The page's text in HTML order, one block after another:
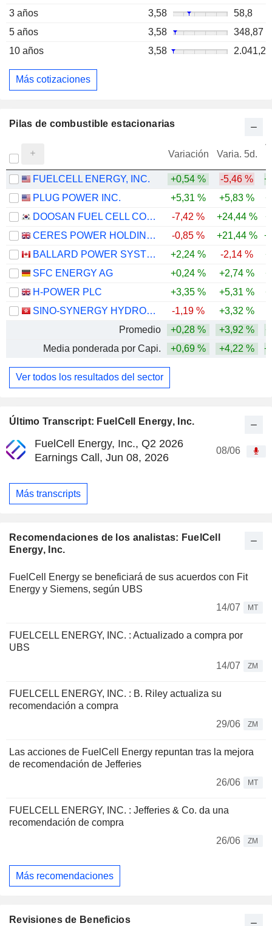
Último Transcript: FuelCell Energy, Inc.
FuelCell Energy, Inc., Q2 2026
Earnings Call, Jun 08, 2026
08/06
Más transcripts
Recomendaciones de los analistas: FuelCell
Energy, Inc.
FuelCell Energy se beneficiará de sus acuerdos con Fit
Energy y Siemens, según UBS
14/07
MT
FUELCELL ENERGY, INC. : Actualizado a compra por
UBS
14/07
ZM
FUELCELL ENERGY, INC. : B. Riley actualiza su
recomendación a compra
29/06
ZM
Las acciones de FuelCell Energy repuntan tras la mejora
de recomendación de Jefferies
26/06
MT
FUELCELL ENERGY, INC. : Jefferies & Co. da una
recomendación de compra
26/06
ZM
Más recomendaciones
3 años
3,58
58,8
5 años
3,58
348,87
10 años
3,58 2.041,2
Más cotizaciones
Pilas de combustible estacionarias
Variación Varia. 5d.
FUELCELL ENERGY, INC. +0,54 % -5,46 %
PLUG POWER INC.
+5,31 % +5,83 %
DOOSAN FUEL CELL CO., LTD.
-7,42 % +24,44 %
CERES POWER HOLDINGS PLC
-0,85 % +21,44 %
BALLARD POWER SYSTEMS INC.
+2,24 % -2,14 %
SFC ENERGY AG
+0,24 % +2,74 %
H-POWER PLC
+3,35 % +5,31 %
SINO-SYNERGY HYDROGEN ENERGY TECHNOLOGY (JIAXING) CO., LTD.
-1,19 % +3,32 %
Promedio
+0,28 % +3,92 %
Media ponderada por Capi.
+0,69 % +4,22 %
Ver todos los resultados del sector
Revisiones de Beneficios